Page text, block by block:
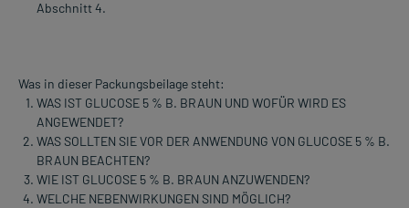
Abschnitt 4.
Was in dieser Packungsbeilage steht:
WAS IST GLUCOSE 5 % B. BRAUN UND WOFÜR WIRD ES
ANGEWENDET?
WAS SOLLTEN SIE VOR DER ANWENDUNG VON GLUCOSE 5 % B.
BRAUN BEACHTEN?
WIE IST GLUCOSE 5 % B. BRAUN ANZUWENDEN?
WELCHE NEBENWIRKUNGEN SIND MÖGLICH?